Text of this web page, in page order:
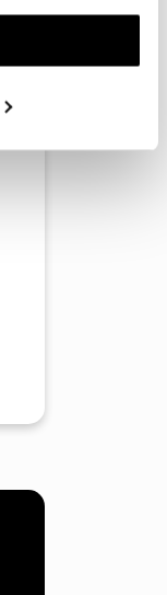
seus interesses
gerir a